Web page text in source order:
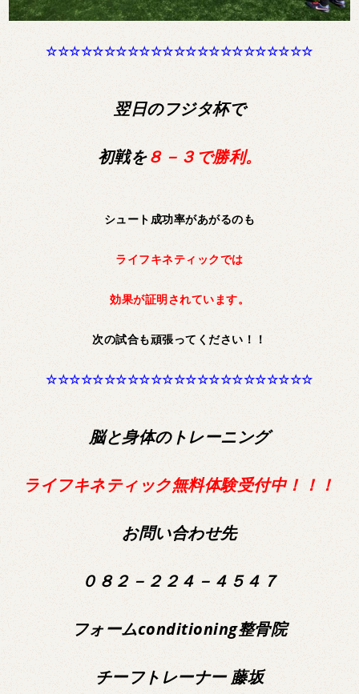
☆☆☆☆☆☆☆☆☆☆☆☆☆☆☆☆☆☆☆☆☆☆☆
翌日のフジタ杯で
初戦を８－３で勝利。
シュート成功率があがるのも
ライフキネティックでは
効果が証明されています。
次の試合も頑張ってください！！
☆☆☆☆☆☆☆☆☆☆☆☆☆☆☆☆☆☆☆☆☆☆☆
脳と身体のトレーニング
ライフキネティック無料体験受付中！！！
お問い合わせ先
０８２－２２４－４５４７
フォームconditioning整骨院
チーフトレーナー 藤坂